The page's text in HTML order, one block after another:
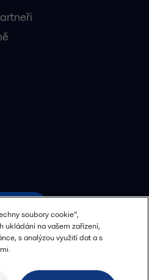
cookie
Komunitní pravidla
soubory cookie“,
ukládání na vašem zařízení,
s analýzou využití dat a s